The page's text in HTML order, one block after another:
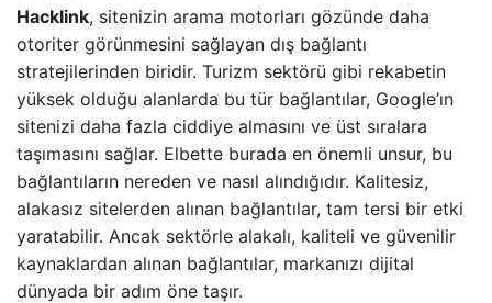
Hacklink, sitenizin arama motorları gözünde daha
otoriter görünmesini sağlayan dış bağlantı
stratejilerinden biridir. Turizm sektörü gibi rekabetin
yüksek olduğu alanlarda bu tür bağlantılar, Google’ın
sitenizi daha fazla ciddiye almasını ve üst sıralara
taşımasını sağlar. Elbette burada en önemli unsur, bu
bağlantıların nereden ve nasıl alındığıdır. Kalitesiz,
alakasız sitelerden alınan bağlantılar, tam tersi bir etki
yaratabilir. Ancak sektörle alakalı, kaliteli ve güvenilir
kaynaklardan alınan bağlantılar, markanızı dijital
dünyada bir adım öne taşır.